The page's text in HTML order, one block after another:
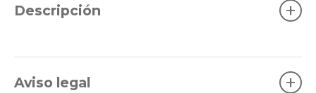
Descripción +
Aviso legal +